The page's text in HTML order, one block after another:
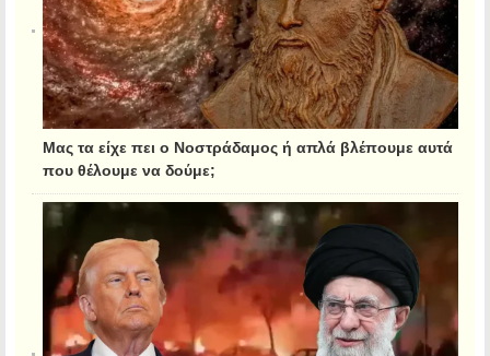
Μας τα είχε πει ο Νοστράδαμος ή απλά βλέπουμε αυτά
που θέλουμε να δούμε;